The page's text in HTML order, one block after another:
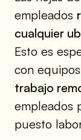
empleados
cualquier
Esto es
con
trabajo
empleados
puesto